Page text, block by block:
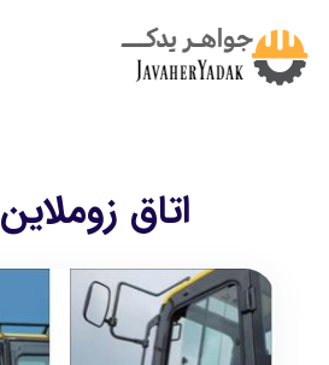
اتاق زوملاین 230